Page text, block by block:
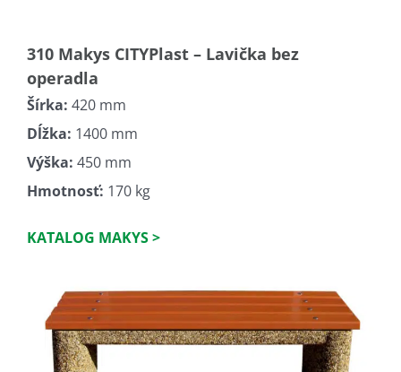
310 Makys CITYPlast – Lavička bez
operadla
Šírka: 420 mm
Dĺžka: 1400 mm
Výška: 450 mm
Hmotnosť: 170 kg
KATALOG MAKYS >